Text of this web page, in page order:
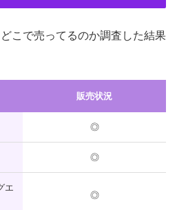
こで売ってるのか調査した結果
販売状況
◎
◎
エ
◎